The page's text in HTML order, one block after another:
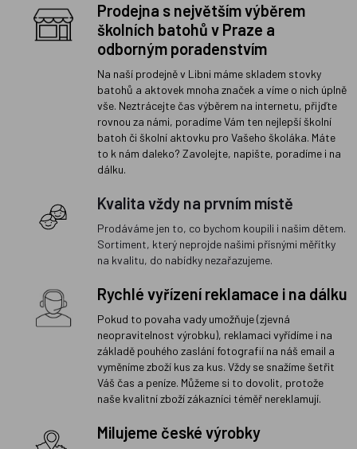
Prodejna s největším výběrem
školních batohů v Praze a
odborným poradenstvím
Na naší prodejně v Libni máme skladem stovky
batohů a aktovek mnoha značek a víme o nich úplně
vše. Neztrácejte čas výběrem na internetu, přijďte
rovnou za námi, poradíme Vám ten nejlepší školní
batoh či školní aktovku pro Vašeho školáka. Máte
to k nám daleko? Zavolejte, napište, poradíme i na
dálku.
Kvalita vždy na prvním místě
Prodáváme jen to, co bychom koupili i našim dětem.
Sortiment, který neprojde našimi přísnými měřítky
na kvalitu, do nabídky nezařazujeme.
Rychlé vyřízení reklamace i na dálku
Pokud to povaha vady umožňuje (zjevná
neopravitelnost výrobku), reklamaci vyřídíme i na
základě pouhého zaslání fotografií na náš email a
vyměníme zboží kus za kus. Vždy se snažíme šetřit
Váš čas a peníze. Můžeme si to dovolit, protože
naše kvalitní zboží zákazníci téměř nereklamují.
Milujeme české výrobky